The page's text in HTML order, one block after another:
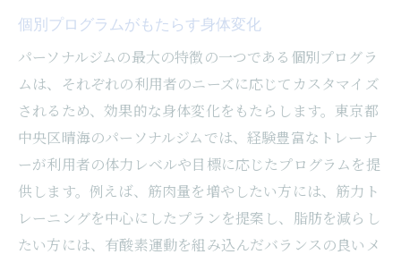
個別プログラムがもたらす身体変化
パーソナルジムの最大の特徴の一つである個別プログラ
ムは、それぞれの利用者のニーズに応じてカスタマイズ
されるため、効果的な身体変化をもたらします。東京都
中央区晴海のパーソナルジムでは、経験豊富なトレーナ
ーが利用者の体力レベルや目標に応じたプログラムを提
供します。例えば、筋肉量を増やしたい方には、筋力ト
レーニングを中心にしたプランを提案し、脂肪を減らし
たい方には、有酸素運動を組み込んだバランスの良いメ